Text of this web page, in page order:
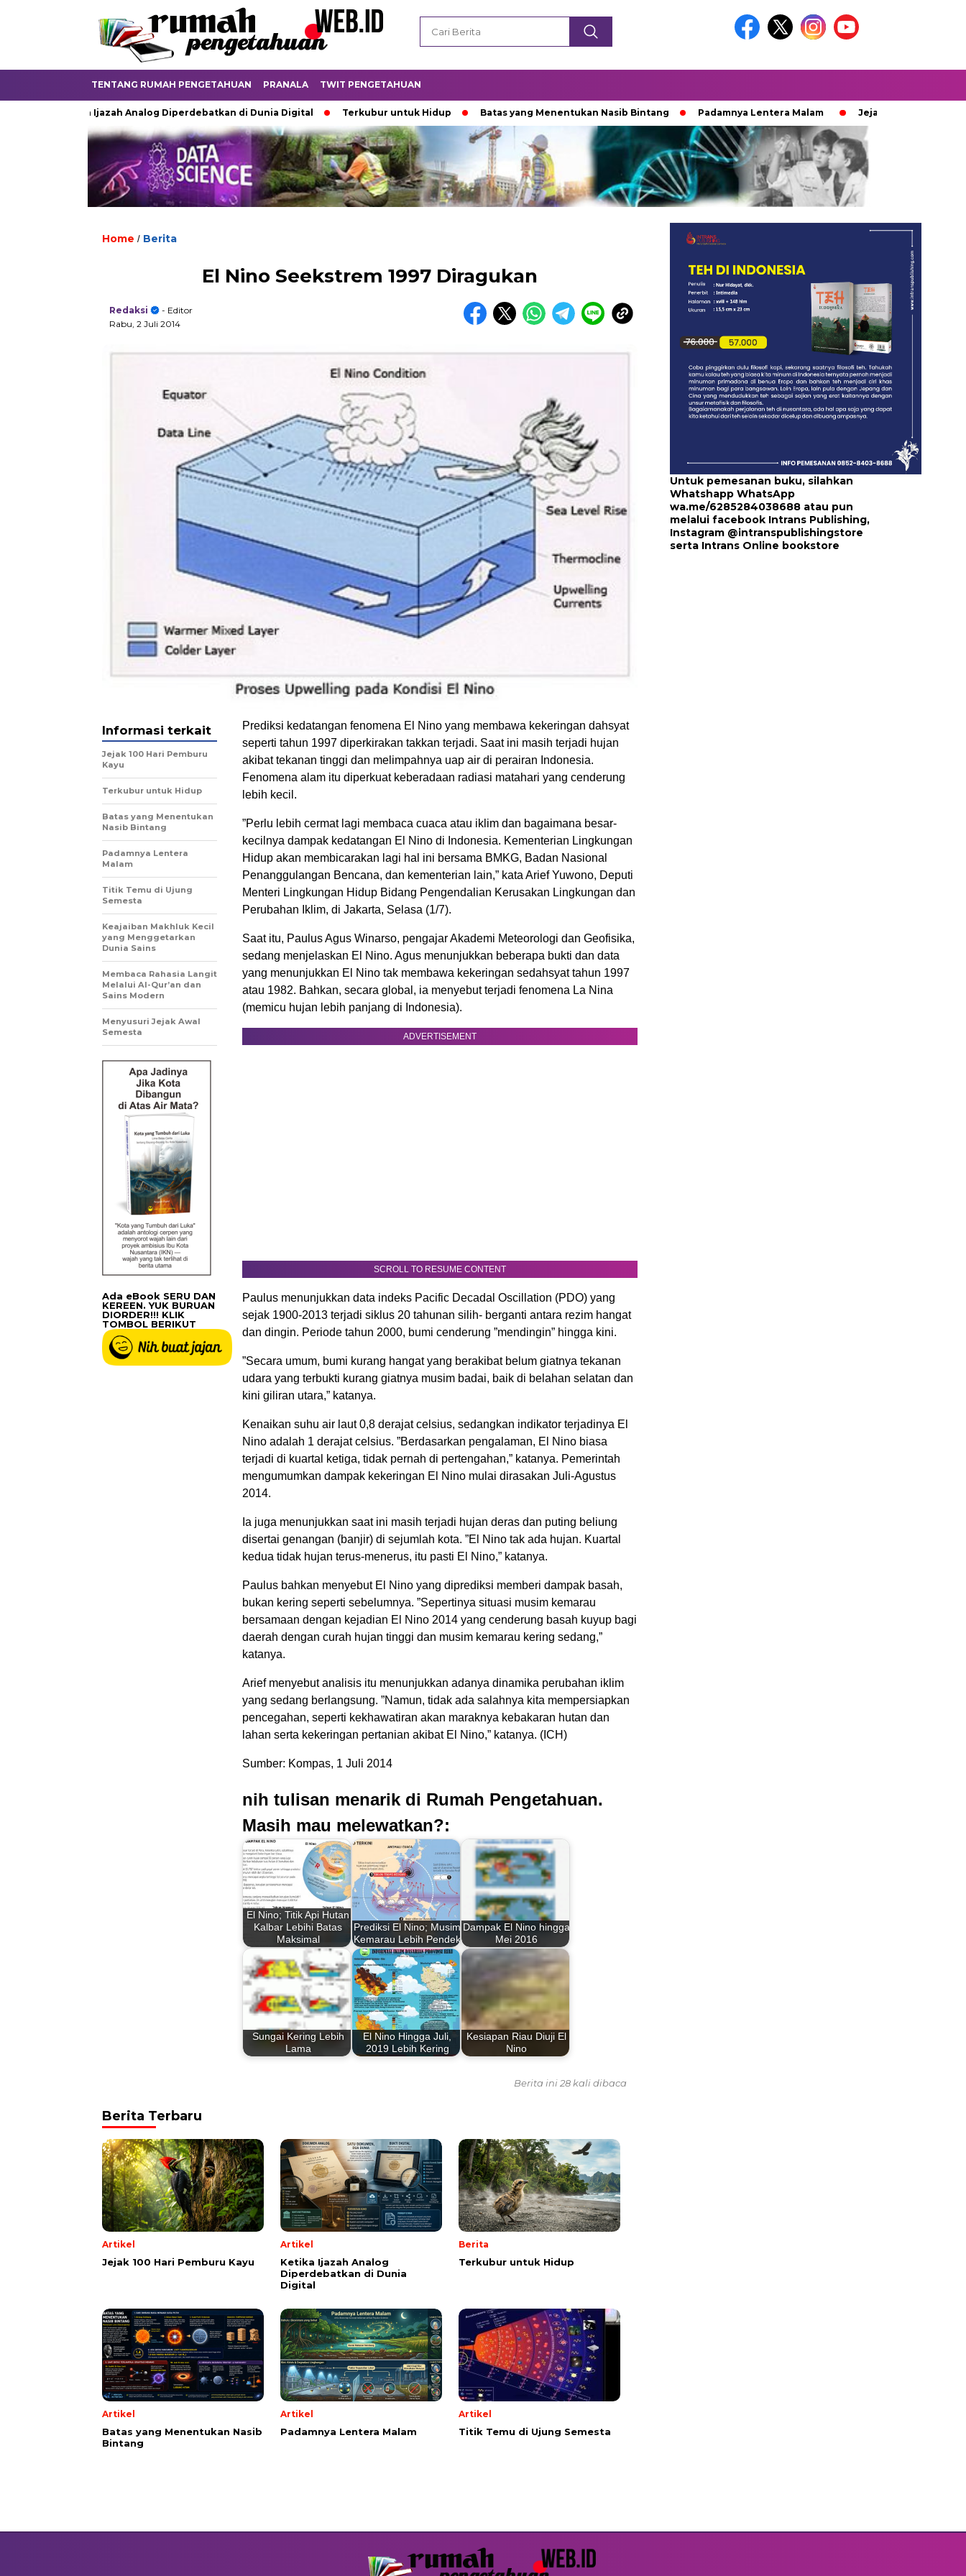
TENTANG RUMAH PENGETAHUAN PRANALA TWIT PENGETAHUAN
Ketika Ijazah Analog Diperdebatkan di Dunia Digital Terkubur untuk Hidup Batas yang Menentukan Nasib Bintang Padamnya Lentera Malam Jejak 100 Hari Pemburu Kayu
Home / Berita
El Nino Seekstrem 1997 Diragukan
Redaksi
- Editor
Rabu, 2 Juli 2014
Prediksi kedatangan fenomena El Nino yang membawa kekeringan dahsyat
seperti tahun 1997 diperkirakan takkan terjadi. Saat ini masih terjadi hujan
akibat tekanan tinggi dan melimpahnya uap air di perairan Indonesia.
Fenomena alam itu diperkuat keberadaan radiasi matahari yang cenderung
lebih kecil.
”Perlu lebih cermat lagi membaca cuaca atau iklim dan bagaimana besar-
kecilnya dampak kedatangan El Nino di Indonesia. Kementerian Lingkungan
Hidup akan membicarakan lagi hal ini bersama BMKG, Badan Nasional
Penanggulangan Bencana, dan kementerian lain,” kata Arief Yuwono, Deputi
Menteri Lingkungan Hidup Bidang Pengendalian Kerusakan Lingkungan dan
Perubahan Iklim, di Jakarta, Selasa (1/7).
Saat itu, Paulus Agus Winarso, pengajar Akademi Meteorologi dan Geofisika,
sedang menjelaskan El Nino. Agus menunjukkan beberapa bukti dan data
yang menunjukkan El Nino tak membawa kekeringan sedahsyat tahun 1997
atau 1982. Bahkan, secara global, ia menyebut terjadi fenomena La Nina
(memicu hujan lebih panjang di Indonesia).
ADVERTISEMENT
SCROLL TO RESUME CONTENT
Paulus menunjukkan data indeks Pacific Decadal Oscillation (PDO) yang
sejak 1900-2013 terjadi siklus 20 tahunan silih- berganti antara rezim hangat
dan dingin. Periode tahun 2000, bumi cenderung ”mendingin” hingga kini.
”Secara umum, bumi kurang hangat yang berakibat belum giatnya tekanan
udara yang terbukti kurang giatnya musim badai, baik di belahan selatan dan
kini giliran utara,” katanya.
Kenaikan suhu air laut 0,8 derajat celsius, sedangkan indikator terjadinya El
Nino adalah 1 derajat celsius. ”Berdasarkan pengalaman, El Nino biasa
terjadi di kuartal ketiga, tidak pernah di pertengahan,” katanya. Pemerintah
mengumumkan dampak kekeringan El Nino mulai dirasakan Juli-Agustus
2014.
Ia juga menunjukkan saat ini masih terjadi hujan deras dan puting beliung
disertai genangan (banjir) di sejumlah kota. ”El Nino tak ada hujan. Kuartal
kedua tidak hujan terus-menerus, itu pasti El Nino,” katanya.
Paulus bahkan menyebut El Nino yang diprediksi memberi dampak basah,
bukan kering seperti sebelumnya. ”Sepertinya situasi musim kemarau
bersamaan dengan kejadian El Nino 2014 yang cenderung basah kuyup bagi
daerah dengan curah hujan tinggi dan musim kemarau kering sedang,”
katanya.
Arief menyebut analisis itu menunjukkan adanya dinamika perubahan iklim
yang sedang berlangsung. ”Namun, tidak ada salahnya kita mempersiapkan
pencegahan, seperti kekhawatiran akan maraknya kebakaran hutan dan
lahan serta kekeringan pertanian akibat El Nino,” katanya. (ICH)
Sumber: Kompas, 1 Juli 2014
nih tulisan menarik di Rumah Pengetahuan.
Masih mau melewatkan?:
El Nino; Titik Api Hutan
Kalbar Lebihi Batas
Maksimal
Prediksi El Nino; Musim
Kemarau Lebih Pendek
Dampak El Nino hingga
Mei 2016
Sungai Kering Lebih
Lama
El Nino Hingga Juli,
2019 Lebih Kering
Kesiapan Riau Diuji El
Nino
Informasi terkait
Jejak 100 Hari Pemburu
Kayu
Terkubur untuk Hidup
Batas yang Menentukan
Nasib Bintang
Padamnya Lentera
Malam
Titik Temu di Ujung
Semesta
Keajaiban Makhluk Kecil
yang Menggetarkan
Dunia Sains
Membaca Rahasia Langit
Melalui Al-Qur’an dan
Sains Modern
Menyusuri Jejak Awal
Semesta
Ada eBook SERU DAN
KEREEN. YUK BURUAN
DIORDER!!! KLIK
TOMBOL BERIKUT
Berita ini 28 kali dibaca
Berita Terbaru
Artikel
Jejak 100 Hari Pemburu Kayu
Artikel
Ketika Ijazah Analog
Diperdebatkan di Dunia
Digital
Berita
Terkubur untuk Hidup
Artikel
Batas yang Menentukan Nasib
Bintang
Artikel
Padamnya Lentera Malam
Artikel
Titik Temu di Ujung Semesta
Untuk pemesanan buku, silahkan
Whatshapp WhatsApp
wa.me/6285284038688 atau pun
melalui facebook Intrans Publishing,
Instagram @intranspublishingstore
serta Intrans Online bookstore